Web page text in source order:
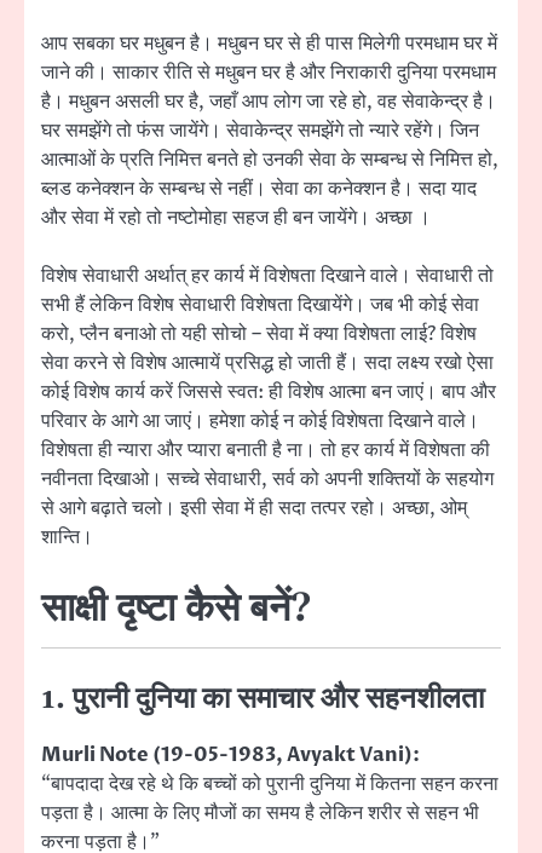
आप सबका घर मधुबन है। मधुबन घर से ही पास मिलेगी परमधाम घर में
जाने की। साकार रीति से मधुबन घर है और निराकारी दुनिया परमधाम
है। मधुबन असली घर है, जहाँ आप लोग जा रहे हो, वह सेवाकेन्द्र है।
घर समझेंगे तो फंस जायेंगे। सेवाकेन्द्र समझेंगे तो न्यारे रहेंगे। जिन
आत्माओं के प्रति निमित्त बनते हो उनकी सेवा के सम्बन्ध से निमित्त हो,
ब्लड कनेक्शन के सम्बन्ध से नहीं। सेवा का कनेक्शन है। सदा याद
और सेवा में रहो तो नष्टोमोहा सहज ही बन जायेंगे। अच्छा ।
विशेष सेवाधारी अर्थात् हर कार्य में विशेषता दिखाने वाले। सेवाधारी तो
सभी हैं लेकिन विशेष सेवाधारी विशेषता दिखायेंगे। जब भी कोई सेवा
करो, प्लैन बनाओ तो यही सोचो – सेवा में क्या विशेषता लाई? विशेष
सेवा करने से विशेष आत्मायें प्रसिद्ध हो जाती हैं। सदा लक्ष्य रखो ऐसा
कोई विशेष कार्य करें जिससे स्वत: ही विशेष आत्मा बन जाएं। बाप और
परिवार के आगे आ जाएं। हमेशा कोई न कोई विशेषता दिखाने वाले।
विशेषता ही न्यारा और प्यारा बनाती है ना। तो हर कार्य में विशेषता की
नवीनता दिखाओ। सच्चे सेवाधारी, सर्व को अपनी शक्तियों के सहयोग
से आगे बढ़ाते चलो। इसी सेवा में ही सदा तत्पर रहो। अच्छा, ओम्
शान्ति।
साक्षी दृष्टा कैसे बनें?
1. पुरानी दुनिया का समाचार और सहनशीलता
Murli Note (19-05-1983, Avyakt Vani):
“बापदादा देख रहे थे कि बच्चों को पुरानी दुनिया में कितना सहन करना
पड़ता है। आत्मा के लिए मौजों का समय है लेकिन शरीर से सहन भी
करना पड़ता है।”